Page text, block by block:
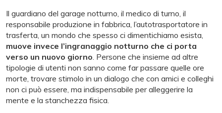
Il guardiano del garage notturno, il medico di turno, il
responsabile produzione in fabbrica, l’autotrasportatore in
trasferta, un mondo che spesso ci dimentichiamo esista,
muove invece l’ingranaggio notturno che ci porta
verso un nuovo giorno . Persone che insieme ad altre
tipologie di utenti non sanno come far passare quelle ore
morte, trovare stimolo in un dialogo che con amici e colleghi
non ci può essere, ma indispensabile per alleggerire la
mente e la stanchezza fisica.